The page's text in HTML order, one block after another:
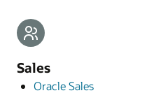
Sales
Oracle Sales